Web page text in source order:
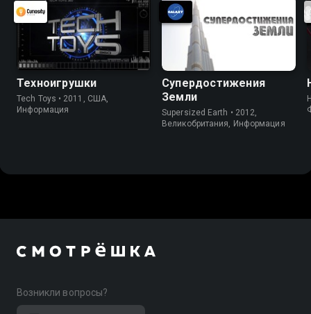
Техноигрушки
Tech Toys • 2011, США,
Информация
Супердостижения
Земли
Supersized Earth • 2012,
Великобритания, Информация
Возникли вопросы?